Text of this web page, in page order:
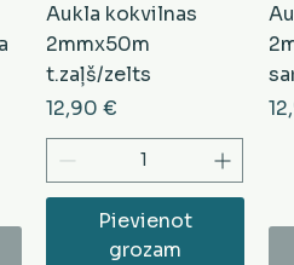
Aukla kokvilnas
2mmx50m
t.zaļš/zelts
Cena
12,90 €
Pievienot
grozam